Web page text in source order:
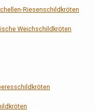
Riesenschildkröten
Weichschildkröten